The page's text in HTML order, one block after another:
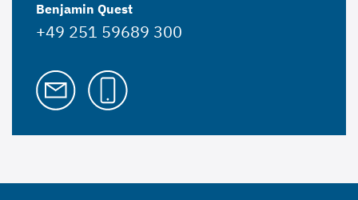
Benjamin Quest
+49 251 59689 300